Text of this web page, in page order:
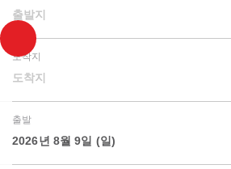
출발지
도착지
도착지
출발
2026년 8월 9일 (일)